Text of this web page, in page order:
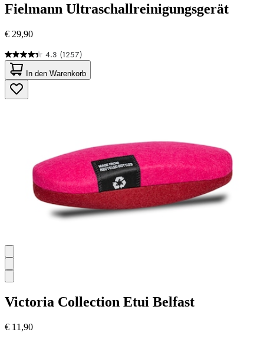
Fielmann Ultraschallreinigungsgerät
€ 29,90
4.3 (1257)
4.3
von
5
Sternen.
1257
In den Warenkorb
Victoria Collection Etui Belfast
€ 11,90